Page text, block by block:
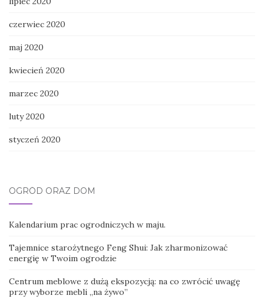
czerwiec 2020
maj 2020
kwiecień 2020
marzec 2020
luty 2020
styczeń 2020
OGRÓD ORAZ DOM
Kalendarium prac ogrodniczych w maju.
Tajemnice starożytnego Feng Shui: Jak zharmonizować
energię w Twoim ogrodzie
Centrum meblowe z dużą ekspozycją: na co zwrócić uwagę
przy wyborze mebli „na żywo”